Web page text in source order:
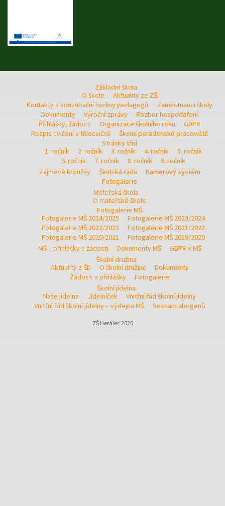
Základní škola
O škole
Aktuality ze ZŠ
Kontakty a konzultační hodiny pedagogů
Zaměstnanci školy
Dokumenty
Výroční zprávy
Rozbor hospodaření
Přihlášky, žádosti
Organizace školního roku
GDPR
Rozpis cvičení v tělocvičně
Školní poradenské pracoviště
Stránky tříd
1. ročník
2. ročník 3. ročník 4. ročník
5. ročník
6. ročník
7. ročník 8. ročník
9. ročník
Zájmové kroužky
Školská rada
Kamerový systém
Fotogalerie
Mateřská škola
O mateřské škole
Fotogalerie MŠ
Fotogalerie MŠ 2024/2025
Fotogalerie MŠ 2023/2024
Fotogalerie MŠ 2022/2023
Fotogalerie MŠ 2021/2022
Fotogalerie MŠ 2020/2021
Fotogalerie MŠ 2019/2020
MŠ – přihlášky a žádosti
Dokumenty MŠ
GDPR v MŠ
Školní družina
Aktuality z ŠD
O školní družině
Dokumenty
Žádosti a přihlášky
Fotogalerie
Školní jídelna
Naše jídelna
Jídelníček
Vnitřní řád školní jídelny
Vnitřní řád školní jídelny – výdejna MŠ
Seznam alergenů
ZŠ Herálec 2020